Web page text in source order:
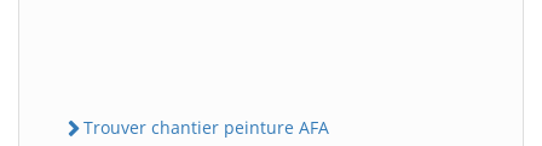
Trouver chantier peinture AFA